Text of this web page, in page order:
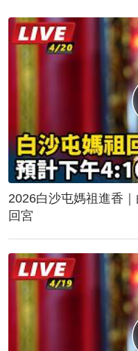
2026白沙屯媽祖進香｜白沙屯
回宮